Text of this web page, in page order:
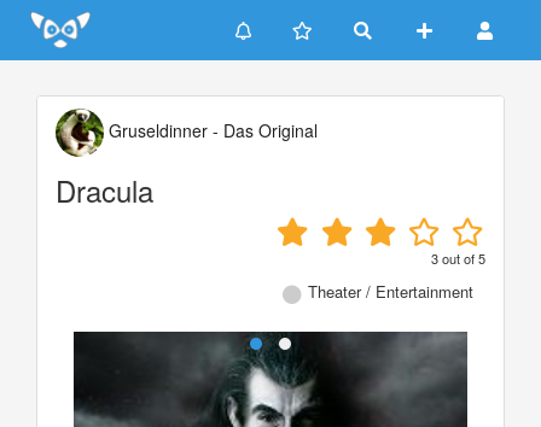
Update cookies preferences
Gruseldinner - Das Original
Dracula
3out of5
Theater / Entertainment